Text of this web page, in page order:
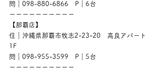
問｜098-880-6866　P｜6台
ーーーーーーーーーー
【那覇店】
住｜沖縄県那覇市牧志2-23-20　高良アパート
1F
問｜098-955-3599　P｜5台
ーーーーーーーーーー